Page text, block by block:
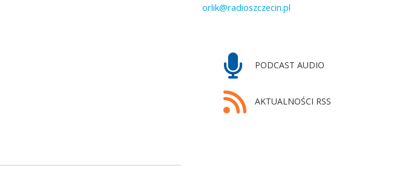
orlik@radioszczecin.pl
PODCAST AUDIO
AKTUALNOŚCI RSS